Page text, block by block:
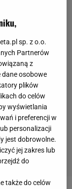
sp. z o.o.
Partnerów
z
dane osobowe
plików
do celów
wyświetlania
i preferencji w
personalizacji
jest dobrowolne.
jej zakres lub
do
także do celów